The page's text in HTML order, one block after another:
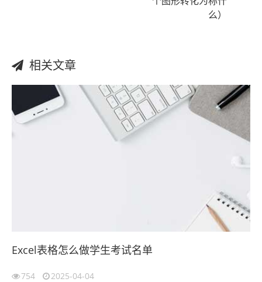
么）
相关文章
Excel表格怎么做学生考试名单
754 2025-04-04